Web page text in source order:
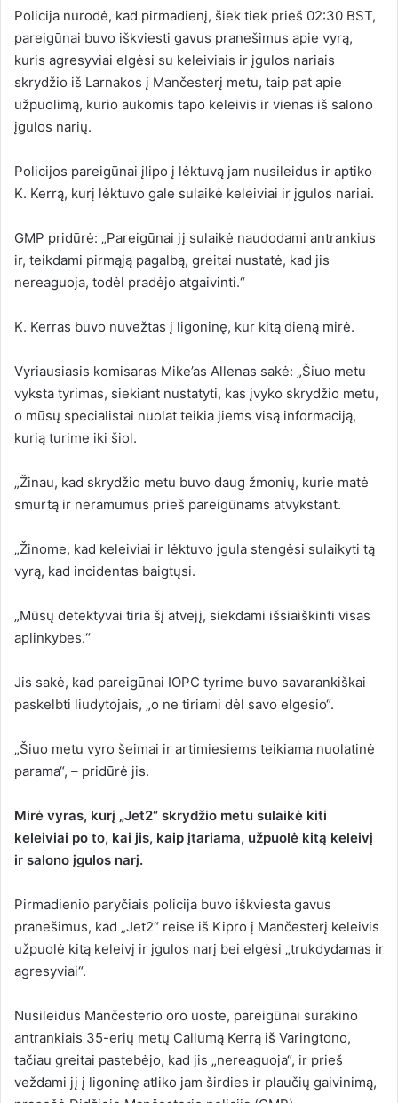
Policija nurodė, kad pirmadienį, šiek tiek prieš 02:30 BST,
pareigūnai buvo iškviesti gavus pranešimus apie vyrą,
kuris agresyviai elgėsi su keleiviais ir įgulos nariais
skrydžio iš Larnakos į Mančesterį metu, taip pat apie
užpuolimą, kurio aukomis tapo keleivis ir vienas iš salono
įgulos narių.
Policijos pareigūnai įlipo į lėktuvą jam nusileidus ir aptiko
K. Kerrą, kurį lėktuvo gale sulaikė keleiviai ir įgulos nariai.
GMP pridūrė: „Pareigūnai jį sulaikė naudodami antrankius
ir, teikdami pirmąją pagalbą, greitai nustatė, kad jis
nereaguoja, todėl pradėjo atgaivinti.“
K. Kerras buvo nuvežtas į ligoninę, kur kitą dieną mirė.
Vyriausiasis komisaras Mike’as Allenas sakė: „Šiuo metu
vyksta tyrimas, siekiant nustatyti, kas įvyko skrydžio metu,
o mūsų specialistai nuolat teikia jiems visą informaciją,
kurią turime iki šiol.
„Žinau, kad skrydžio metu buvo daug žmonių, kurie matė
smurtą ir neramumus prieš pareigūnams atvykstant.
„Žinome, kad keleiviai ir lėktuvo įgula stengėsi sulaikyti tą
vyrą, kad incidentas baigtųsi.
„Mūsų detektyvai tiria šį atvejį, siekdami išsiaiškinti visas
aplinkybes.“
Jis sakė, kad pareigūnai IOPC tyrime buvo savarankiškai
paskelbti liudytojais, „o ne tiriami dėl savo elgesio“.
„Šiuo metu vyro šeimai ir artimiesiems teikiama nuolatinė
parama“, – pridūrė jis.
Mirė vyras, kurį „Jet2“ skrydžio metu sulaikė kiti
keleiviai po to, kai jis, kaip įtariama, užpuolė kitą keleivį
ir salono įgulos narį.
Pirmadienio paryčiais policija buvo iškviesta gavus
pranešimus, kad „Jet2“ reise iš Kipro į Mančesterį keleivis
užpuolė kitą keleivį ir įgulos narį bei elgėsi „trukdydamas ir
agresyviai“.
Nusileidus Mančesterio oro uoste, pareigūnai surakino
antrankiais 35-erių metų Callumą Kerrą iš Varingtono,
tačiau greitai pastebėjo, kad jis „nereaguoja“, ir prieš
veždami jį į ligoninę atliko jam širdies ir plaučių gaivinimą,